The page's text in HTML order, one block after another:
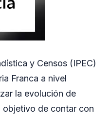
y Censos (IPEC)
Franca a nivel
la evolución de
objetivo de contar con